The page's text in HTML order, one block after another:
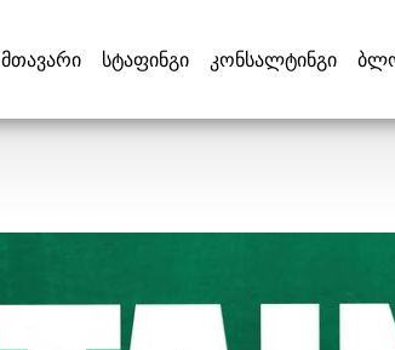
მთავარი სტაფინგი კონსალტინგი